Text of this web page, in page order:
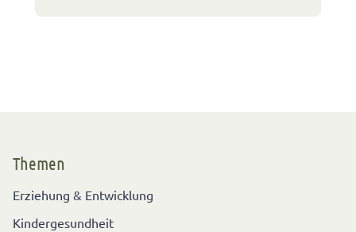
Themen
Erziehung & Entwicklung
Kindergesundheit